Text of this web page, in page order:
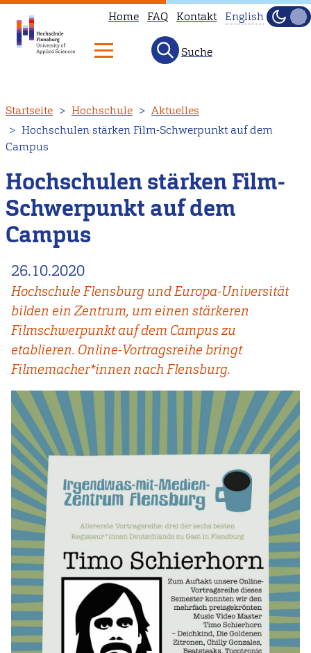
zum
Inhalt
Home FAQ Kontakt
available
English.
Head
page
instead.
English
Hell
Suche
Startseite Hochschule
Aktuelles
Hochschulen stärken Film-Schwerpunkt auf dem
Campus
Hochschulen stärken Film-
Schwerpunkt auf dem
Campus
26.10.2020
Hochschule Flensburg und Europa-Universität
bilden ein Zentrum, um einen stärkeren
Filmschwerpunkt auf dem Campus zu
etablieren. Online-Vortragsreihe bringt
Filmemacher*innen nach Flensburg.